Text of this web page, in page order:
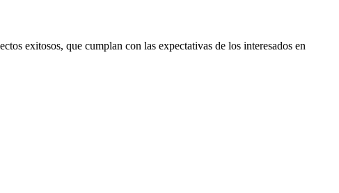
exitosos, que cumplan con las expectativas de los interesados en